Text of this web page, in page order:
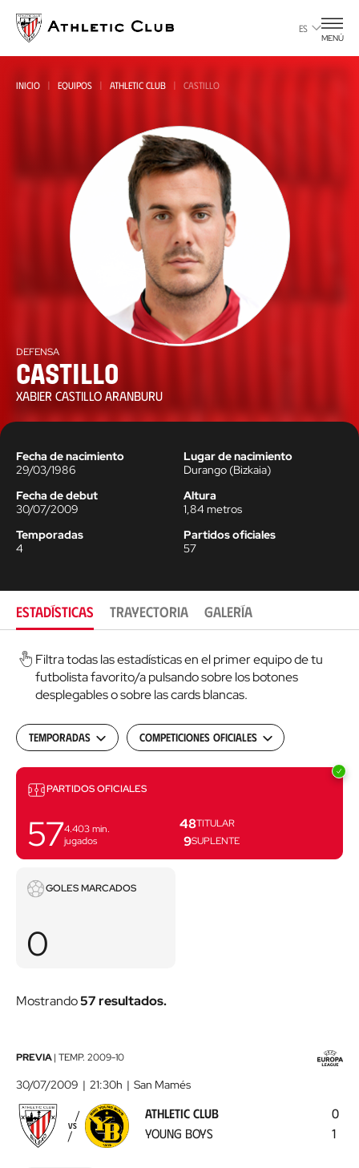
contenido
principal
ES
MENÚ
INICIO EQUIPOS ATHLETIC CLUB CASTILLO
DEFENSA
Castillo
XABIER CASTILLO ARANBURU
Fecha de nacimiento
29/03/1986
Lugar de nacimiento
Durango (Bizkaia)
Fecha de debut
30/07/2009
Altura
1,84 metros
Temporadas
4
Partidos oficiales
57
ESTADÍSTICAS TRAYECTORIA GALERÍA
Filtra todas las estadísticas en el primer equipo de tu
futbolista favorito/a pulsando sobre los botones
desplegables o sobre las cards blancas.
Temporadas Competiciones oficiales
Partidos
PARTIDOS OFICIALES
574.403 min.
jugados
48TITULAR
9SUPLENTE
GolesGOLES MARCADOS
0
Mostrando57 resultados.
Athletic
Club
-
Young
Boys2009-
PREVIA| TEMP. 2009-10
30/07/2009 21:30h San Mamés
VS
ATHLETIC CLUB
YOUNG BOYS
0
1